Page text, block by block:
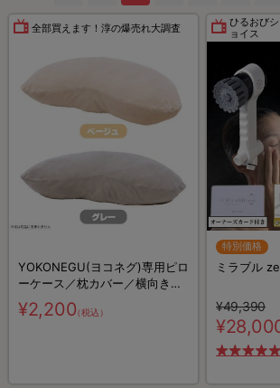
全部買えます！淳の爆売れ大調査
YOKONEGU(ヨコネグ)専用ピロ
ーケース／枕カバー／横向き寝
専用枕カバー
¥2,200（税込）
ひるおび
ョイス
特別価格
ミラブル
¥49,390